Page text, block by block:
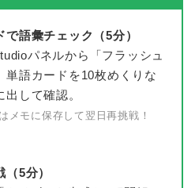
語彙チェック（5分）
パネルから「フラッシュ
単語カードを10枚めくりな
して確認。
メモに保存して翌日再挑戦！
5分）